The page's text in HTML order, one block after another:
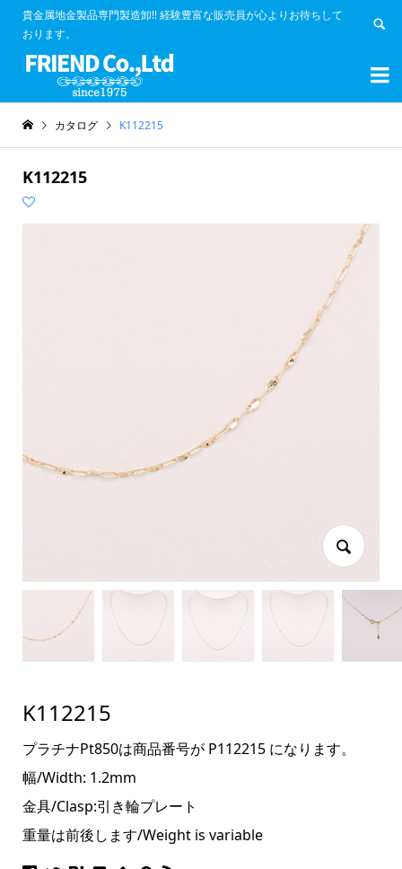
貴金属地金製品専門製造卸!! 経験豊富な販売員が心よりお待ちして
おります。


カタログ K112215
K112215
K112215
プラチナPt850は商品番号が P112215 になります。
幅/Width: 1.2mm
金具/Clasp:引き輪プレート
重量は前後します/Weight is variable